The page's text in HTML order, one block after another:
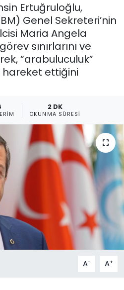
Ertuğruloğlu,
Genel Sekreteri’nin
Maria Angela
sınırlarını ve
“arabuluculuk”
hareket ettiğini
2 DK
OKUNMA SÜRESI
A- A+
2018